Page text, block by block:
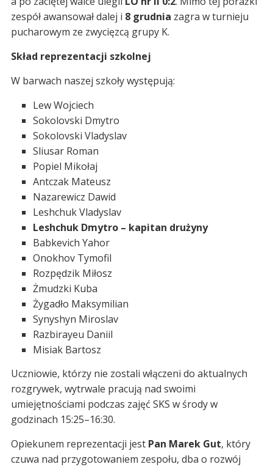
zespół awansował dalej i 8 grudnia zagra w turnieju
pucharowym ze zwycięzcą grupy K.
Skład reprezentacji szkolnej
W barwach naszej szkoły występują:
Lew Wojciech
Sokolovski Dmytro
Sokolovski Vladyslav
Sliusar Roman
Popiel Mikołaj
Antczak Mateusz
Nazarewicz Dawid
Leshchuk Vladyslav
Leshchuk Dmytro – kapitan drużyny
Babkevich Yahor
Onokhov Tymofil
Rozpędzik Miłosz
Żmudzki Kuba
Żygadło Maksymilian
Synyshyn Miroslav
Razbirayeu Daniil
Misiak Bartosz
Uczniowie, którzy nie zostali włączeni do aktualnych
rozgrywek, wytrwale pracują nad swoimi
umiejętnościami podczas zajęć SKS w środy w
godzinach 15:25–16:30.
Opiekunem reprezentacji jest Pan Marek Gut, który
czuwa nad przygotowaniem zespołu, dba o rozwój